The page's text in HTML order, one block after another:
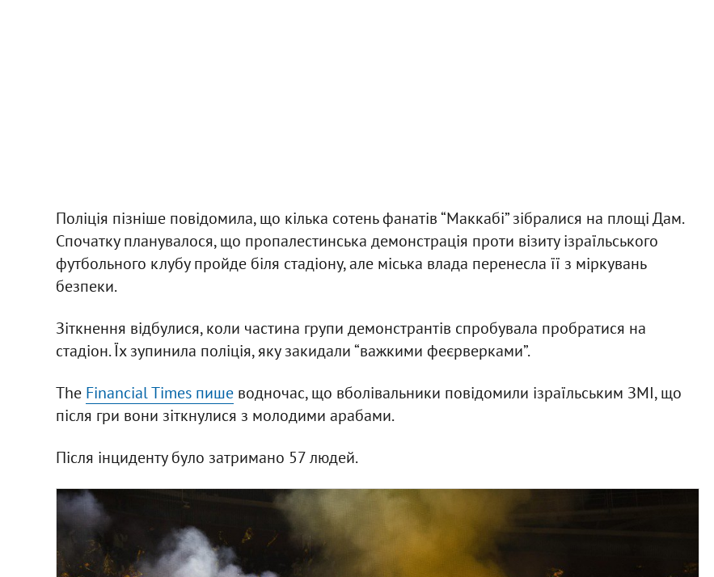
Поліція пізніше повідомила, що кілька сотень фанатів “Маккабі” зібралися на площі Дам.
Спочатку планувалося, що пропалестинська демонстрація проти візиту ізраїльського
футбольного клубу пройде біля стадіону, але міська влада перенесла її з міркувань
безпеки.
Зіткнення відбулися, коли частина групи демонстрантів спробувала пробратися на
стадіон. Їх зупинила поліція, яку закидали “важкими феєрверками”.
The Financial Times пишеводночас, що вболівальники повідомили ізраїльським ЗМІ, що
після гри вони зіткнулися з молодими арабами.
Після інциденту було затримано 57 людей.